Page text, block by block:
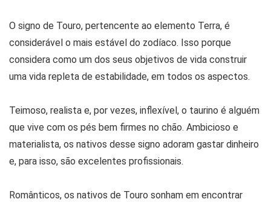
O signo de Touro, pertencente ao elemento Terra, é
considerável o mais estável do zodíaco. Isso porque
considera como um dos seus objetivos de vida construir
uma vida repleta de estabilidade, em todos os aspectos.
Teimoso, realista e, por vezes, inflexível, o taurino é alguém
que vive com os pés bem firmes no chão. Ambicioso e
materialista, os nativos desse signo adoram gastar dinheiro
e, para isso, são excelentes profissionais.
Românticos, os nativos de Touro sonham em encontrar